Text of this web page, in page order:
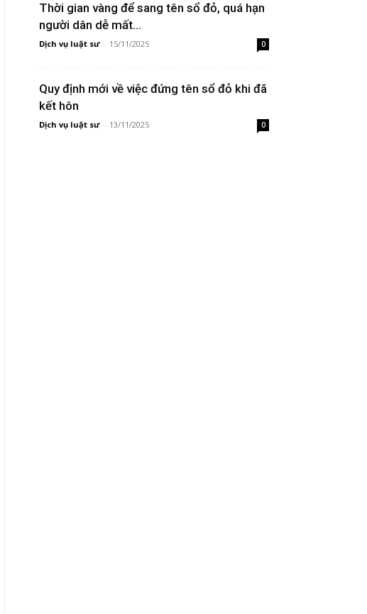
Thời gian vàng để sang tên sổ đỏ, quá hạn
người dân dễ mất...
Dịch vụ luật sư - 15/11/2025 0
Quy định mới về việc đứng tên sổ đỏ khi đã
kết hôn
Dịch vụ luật sư - 13/11/2025 0